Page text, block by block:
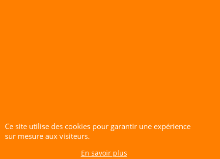
Site de Vente Par Correspondance.
Ce site utilise des cookies pour garantir une expérience
sur mesure aux visiteurs.
En savoir plus